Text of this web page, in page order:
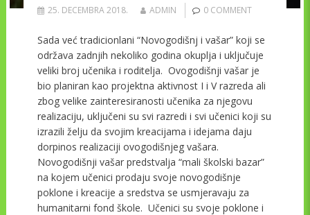
25. DECEMBRA 2018. ADMIN 0 COMMENT
Sada već tradicionlani “Novogodišnj i vašar” koji se
održava zadnjih nekoliko godina okuplja i uključuje
veliki broj učenika i roditelja. Ovogodišnji vašar je
bio planiran kao projektna aktivnost I i V razreda ali
zbog velike zainteresiranosti učenika za njegovu
realizaciju, uključeni su svi razredi i svi učenici koji su
izrazili želju da svojim kreacijama i idejama daju
dorpinos realizaciji ovogodišnjeg vašara.
Novogodišnji vašar predstvalja “mali školski bazar”
na kojem učenici prodaju svoje novogodišnje
poklone i kreacije a sredstva se usmjeravaju za
humanitarni fond škole. Učenici su svoje poklone i